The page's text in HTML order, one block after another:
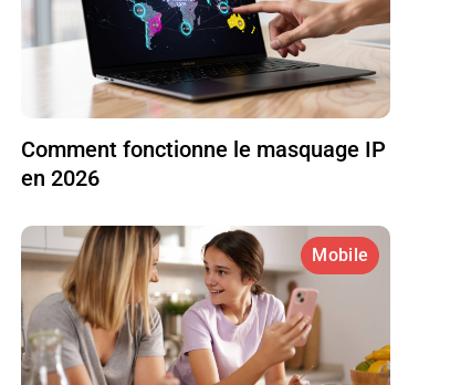
Comment fonctionne le masquage IP
en 2026
Mobile